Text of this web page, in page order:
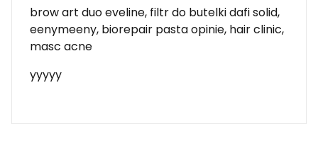
brow art duo eveline, filtr do butelki dafi solid,
eenymeeny, biorepair pasta opinie, hair clinic,
masc acne
yyyyy